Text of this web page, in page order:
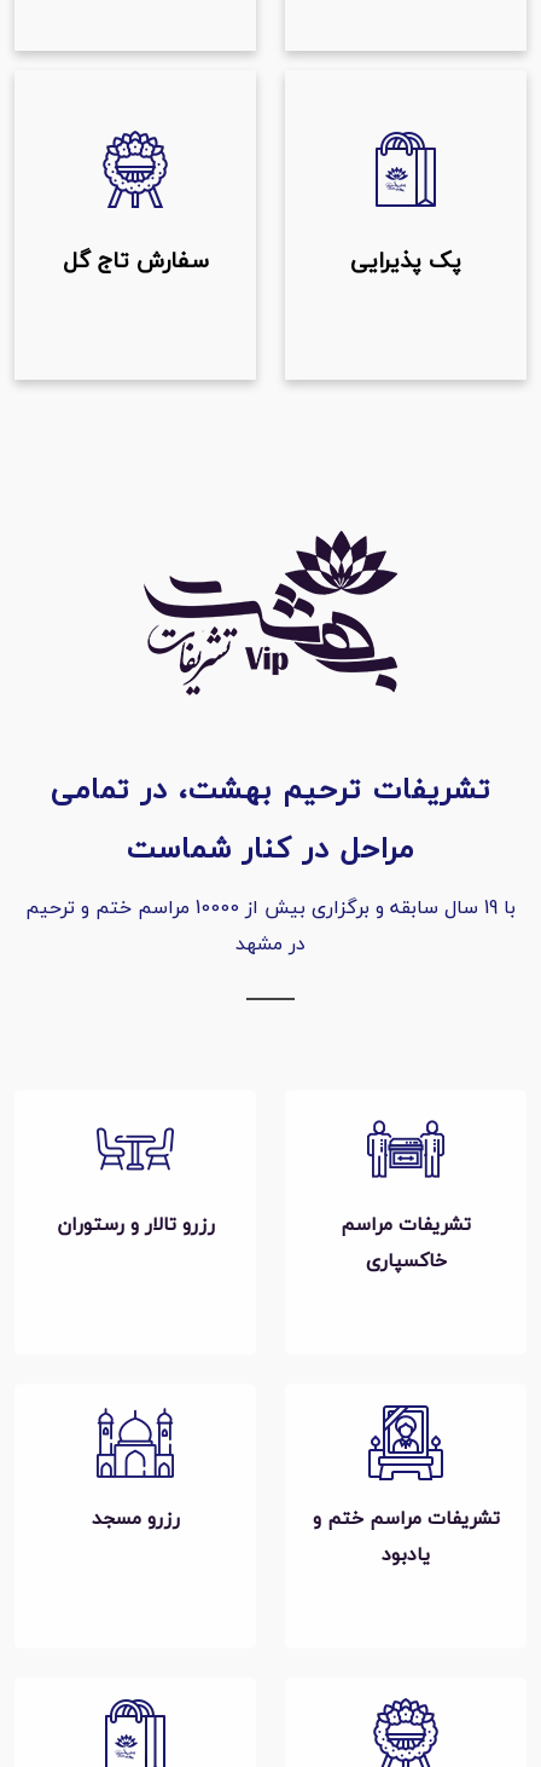
پک پذیرایی سفارش تاج گل
تشریفات ترحیم بهشت، در تمامی
مراحل در کنار شماست
با 19 سال سابقه و برگزاری بیش از 10000 مراسم ختم و ترحیم
در مشهد
تشریفات مراسم
خاکسپاری
رزرو تالار و رستوران
تشریفات مراسم ختم و
یادبود
رزرو مسجد